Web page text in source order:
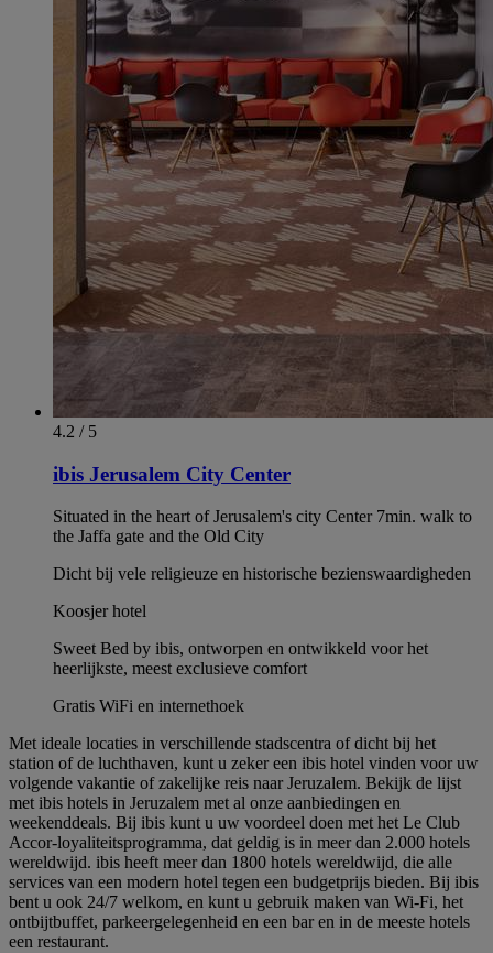
4.2 / 5
ibis Jerusalem City Center
Situated in the heart of Jerusalem's city Center 7min. walk to
the Jaffa gate and the Old City
Dicht bij vele religieuze en historische bezienswaardigheden
Koosjer hotel
Sweet Bed by ibis, ontworpen en ontwikkeld voor het
heerlijkste, meest exclusieve comfort
Gratis WiFi en internethoek
Met ideale locaties in verschillende stadscentra of dicht bij het
station of de luchthaven, kunt u zeker een ibis hotel vinden voor uw
volgende vakantie of zakelijke reis naar Jeruzalem. Bekijk de lijst
met ibis hotels in Jeruzalem met al onze aanbiedingen en
weekenddeals. Bij ibis kunt u uw voordeel doen met het Le Club
Accor-loyaliteitsprogramma, dat geldig is in meer dan 2.000 hotels
wereldwijd. ibis heeft meer dan 1800 hotels wereldwijd, die alle
services van een modern hotel tegen een budgetprijs bieden. Bij ibis
bent u ook 24/7 welkom, en kunt u gebruik maken van Wi-Fi, het
ontbijtbuffet, parkeergelegenheid en een bar en in de meeste hotels
een restaurant.